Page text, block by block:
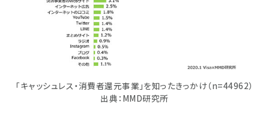
「キャッシュレス・消費者還元事業」を知ったきっかけ（n=44962）
出典：MMD研究所